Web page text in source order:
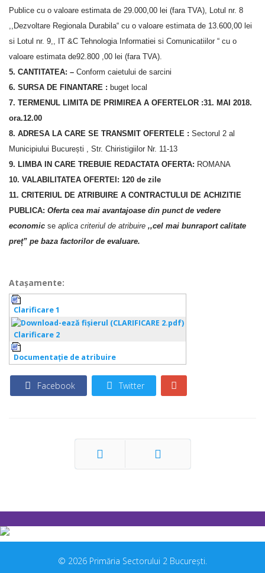
Publice cu o valoare estimata de 29.000,00 lei (fara TVA), Lotul nr. 8
,,Dezvoltare Regionala Durabila“ cu o valoare estimata de 13.600,00 lei
si Lotul nr. 9,, IT &C Tehnologia Informatiei si Comunicatiilor “ cu o
valoare estimata de92.800 ,00 lei (fara TVA).
5. CANTITATEA: – Conform caietului de sarcini
6. SURSA DE FINANTARE : buget local
7. TERMENUL LIMITA DE PRIMIREA A OFERTELOR :31. MAI 2018.
ora.12.00
8. ADRESA LA CARE SE TRANSMIT OFERTELE : Sectorul 2 al
Municipiului București , Str. Chiristigiilor Nr. 11-13
9. LIMBA IN CARE TREBUIE REDACTATA OFERTA: ROMANA
10. VALABILITATEA OFERTEI: 120 de zile
11. CRITERIUL DE ATRIBUIRE A CONTRACTULUI DE ACHIZITIE
PUBLICA: Oferta cea mai avantajoase din punct de vedere
economic se aplica criteriul de atribuire ,,cel mai bunraport calitate
preț” pe baza factorilor de evaluare.
Ataşamente:
Clarificare 1
Clarificare 2
Documentaţie de atribuire
Facebook Twitter
© 2026 Primăria Sectorului 2 București.